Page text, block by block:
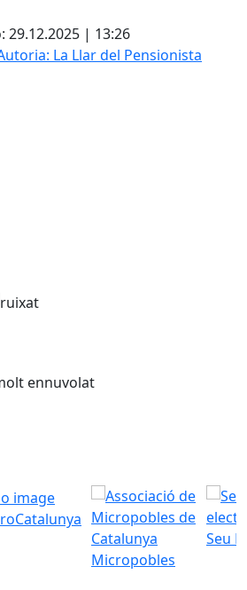
29.12.2025 | 13:26
La Llar del Pensionista
Micropobles
Seu